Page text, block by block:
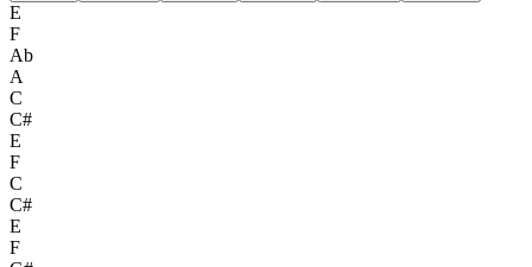
E
F
Ab
A
C
C#
E
F
C
C#
E
F